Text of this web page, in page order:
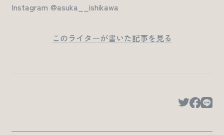
Instagram @asuka__ishikawa
このライターが書いた記事を見る